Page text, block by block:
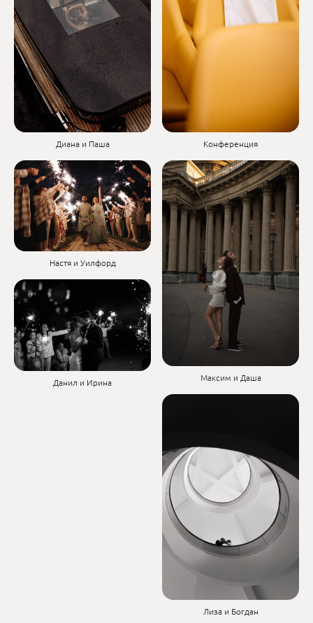
Диана и Паша Конференция
Настя и Уилфорд
Максим и Даша
Данил и Ирина
Лиза и Богдан